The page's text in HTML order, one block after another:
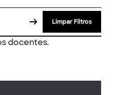
Limpar Filtros
docentes.